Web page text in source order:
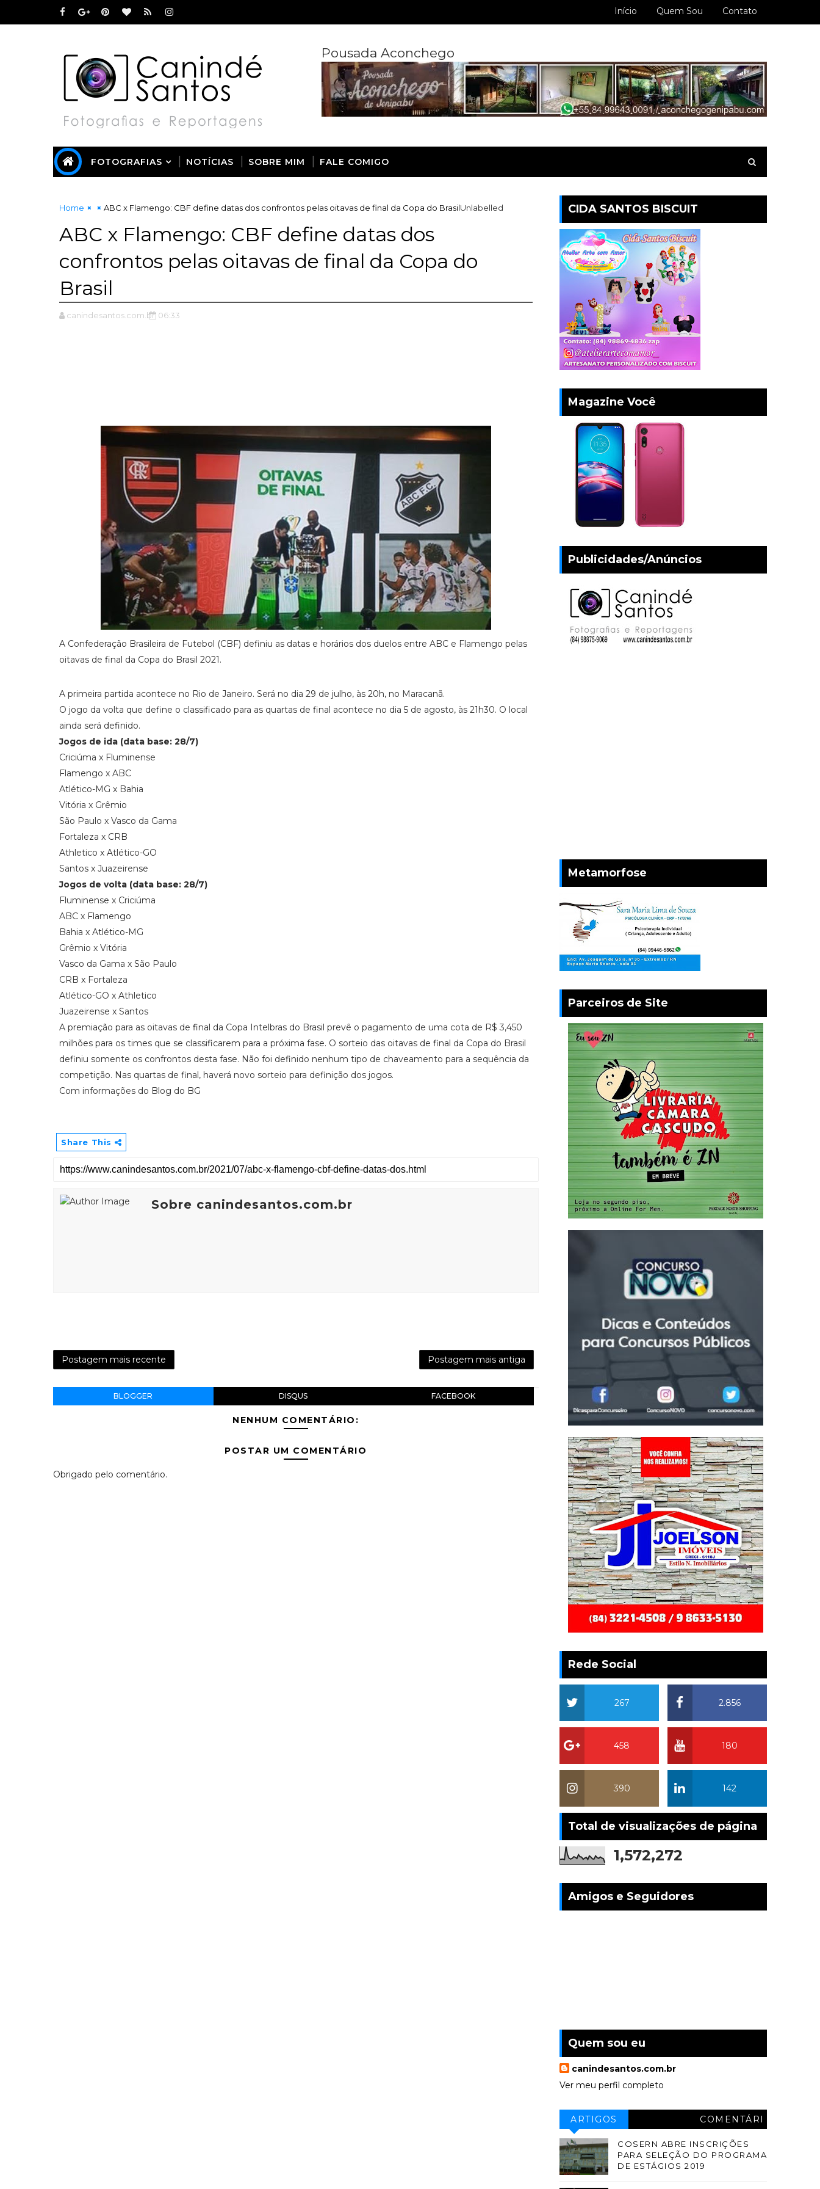
Início Quem Sou Contato
Pousada Aconchego
FOTOGRAFIAS NOTÍCIAS SOBRE MIM FALE COMIGO
Home Unlabelled
ABC x Flamengo: CBF define datas dos confrontos pelas oitavas de final da Copa do Brasil
ABC x Flamengo: CBF define datas dos
confrontos pelas oitavas de final da Copa do
Brasil
canindesantos.com.br 06:33
A Confederação Brasileira de Futebol (CBF) definiu as datas e horários dos duelos entre ABC e Flamengo pelas
oitavas de final da Copa do Brasil 2021.
A primeira partida acontece no Rio de Janeiro. Será no dia 29 de julho, às 20h, no Maracanã.
O jogo da volta que define o classificado para as quartas de final acontece no dia 5 de agosto, às 21h30. O local
ainda será definido.
Jogos de ida (data base: 28/7)
Criciúma x Fluminense
Flamengo x ABC
Atlético-MG x Bahia
Vitória x Grêmio
São Paulo x Vasco da Gama
Fortaleza x CRB
Athletico x Atlético-GO
Santos x Juazeirense
Jogos de volta (data base: 28/7)
Fluminense x Criciúma
ABC x Flamengo
Bahia x Atlético-MG
Grêmio x Vitória
Vasco da Gama x São Paulo
CRB x Fortaleza
Atlético-GO x Athletico
Juazeirense x Santos
A premiação para as oitavas de final da Copa Intelbras do Brasil prevê o pagamento de uma cota de R$ 3,450
milhões para os times que se classificarem para a próxima fase. O sorteio das oitavas de final da Copa do Brasil
definiu somente os confrontos desta fase. Não foi definido nenhum tipo de chaveamento para a sequência da
competição. Nas quartas de final, haverá novo sorteio para definição dos jogos.
Com informações do Blog do BG
Share This
Sobre canindesantos.com.br
Postagem mais recente Postagem mais antiga
BLOGGER DISQUS FACEBOOK
NENHUM COMENTÁRIO:
POSTAR UM COMENTÁRIO
Obrigado pelo comentário.
CIDA SANTOS BISCUIT
Magazine Você
Publicidades/Anúncios
Metamorfose
Parceiros de Site
Rede Social
2.856
267
180
458
142
390
Total de visualizações de página
1,572,272
Amigos e Seguidores
Quem sou eu
canindesantos.com.br
Ver meu perfil completo
ARTIGOS
COMENTÁRI
OS
COSERN ABRE INSCRIÇÕES
PARA SELEÇÃO DO PROGRAMA
DE ESTÁGIOS 2019